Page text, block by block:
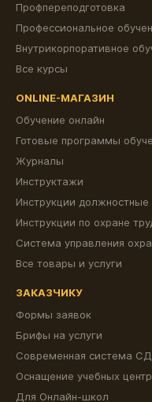
Профпереподготовка
Профессиональное
Внутрикорпоративное
Все курсы
ONLINE-МАГАЗИН
Обучение онлайн
Готовые программы
Журналы
Инструктажи
Инструкции должностные
Инструкции по охране
Система управления
Все товары и услуги
ЗАКАЗЧИКУ
Формы заявок
Брифы на услуги
Современная система
Оснащение учебных
Для Онлайн-школ